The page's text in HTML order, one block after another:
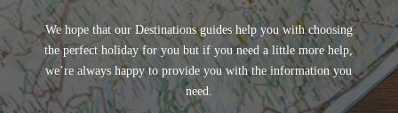
We hope that our Destinations guides help you with choosing
the perfect holiday for you but if you need a little more help,
we’re always happy to provide you with the information you
need.